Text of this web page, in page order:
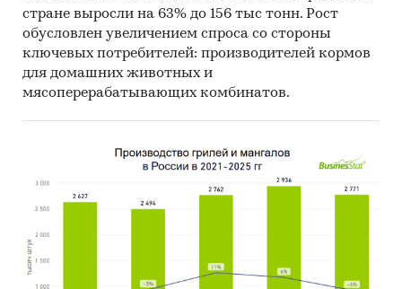
стране выросли на 63% до 156 тыс тонн. Рост
обусловлен увеличением спроса со стороны
ключевых потребителей: производителей кормов
для домашних животных и
мясоперерабатывающих комбинатов.